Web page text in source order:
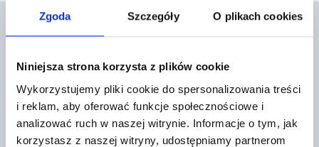
Zgoda Szczegóły O plikach cookies
Niniejsza strona korzysta z plików cookie
Wykorzystujemy pliki cookie do spersonalizowania treści
i reklam, aby oferować funkcje społecznościowe i
analizować ruch w naszej witrynie. Informacje o tym, jak
korzystasz z naszej witryny, udostępniamy partnerom
Mogą cię również zainteresować